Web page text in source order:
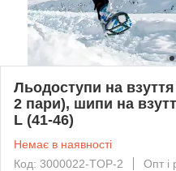
Льодоступи на
2 пари), шипи на
L (41-46)
Немає в наявності
Код: 3000022-TOP-2
Опт і